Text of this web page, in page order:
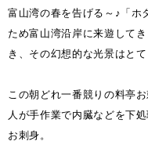
富山湾の春を告げる～♪「ホ
ため富山湾沿岸に来遊して
き、その幻想的な光景はとて
この朝どれ一番競りの料亭
人が手作業で内臓などを下
お刺身。